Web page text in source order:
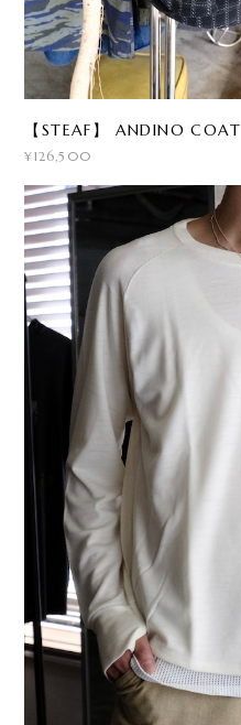
【STEAF】 ANDINO COAT
¥126,500